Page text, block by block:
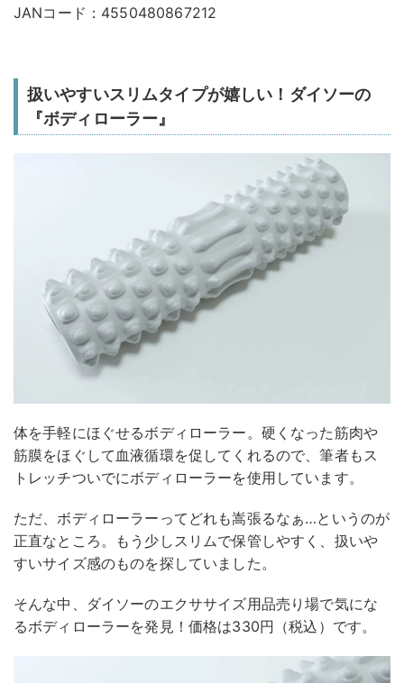
JANコード：4550480867212
扱いやすいスリムタイプが嬉しい！ダイソーの
『ボディローラー』
体を手軽にほぐせるボディローラー。硬くなった筋肉や
筋膜をほぐして血液循環を促してくれるので、筆者もス
トレッチついでにボディローラーを使用しています。
ただ、ボディローラーってどれも嵩張るなぁ…というのが
正直なところ。もう少しスリムで保管しやすく、扱いや
すいサイズ感のものを探していました。
そんな中、ダイソーのエクササイズ用品売り場で気にな
るボディローラーを発見！価格は330円（税込）です。